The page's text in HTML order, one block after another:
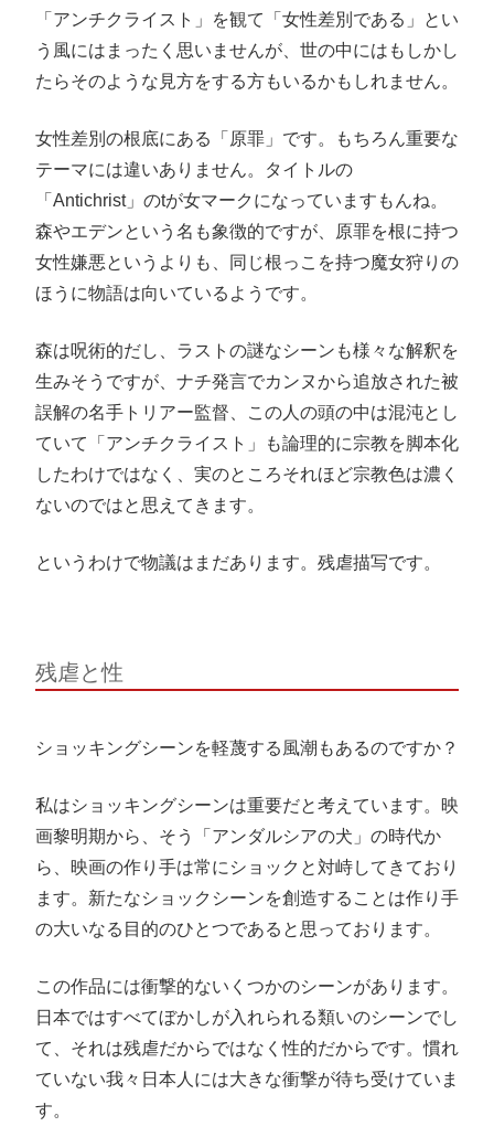
「アンチクライスト」を観て「女性差別である」とい
う風にはまったく思いませんが、世の中にはもしかし
たらそのような見方をする方もいるかもしれません。
女性差別の根底にある「原罪」です。もちろん重要な
テーマには違いありません。タイトルの
「Antichrist」のtが女マークになっていますもんね。
森やエデンという名も象徴的ですが、原罪を根に持つ
女性嫌悪というよりも、同じ根っこを持つ魔女狩りの
ほうに物語は向いているようです。
森は呪術的だし、ラストの謎なシーンも様々な解釈を
生みそうですが、ナチ発言でカンヌから追放された被
誤解の名手トリアー監督、この人の頭の中は混沌とし
ていて「アンチクライスト」も論理的に宗教を脚本化
したわけではなく、実のところそれほど宗教色は濃く
ないのではと思えてきます。
というわけで物議はまだあります。残虐描写です。
残虐と性
ショッキングシーンを軽蔑する風潮もあるのですか？
私はショッキングシーンは重要だと考えています。映
画黎明期から、そう「アンダルシアの犬」の時代か
ら、映画の作り手は常にショックと対峙してきており
ます。新たなショックシーンを創造することは作り手
の大いなる目的のひとつであると思っております。
この作品には衝撃的ないくつかのシーンがあります。
日本ではすべてぼかしが入れられる類いのシーンでし
て、それは残虐だからではなく性的だからです。慣れ
ていない我々日本人には大きな衝撃が待ち受けていま
す。